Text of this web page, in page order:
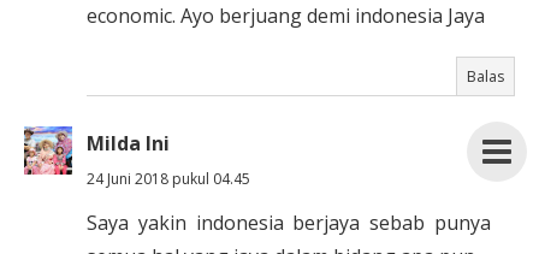
economic. Ayo berjuang demi indonesia Jaya
Balas
Milda Ini
24 Juni 2018 pukul 04.45
Saya yakin indonesia berjaya sebab punya